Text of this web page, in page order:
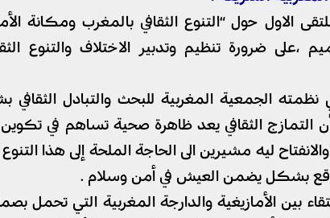
الاول حول “التنوع الثقافي بالمغرب ومكانة
،على ضرورة تنظيم وتدبير الاختلاف والتنوع
نظمته الجمعية المغربية للبحث والتبادل
أن التمازج الثقافي يعد ظاهرة صحية تساهم في
ليه مشيرين الى الحاجة الملحة إلى هذا
بشكل يضمن العيش في أمن وسلام .
بين الأمازيغية والدارجة المغربية التي تحمل